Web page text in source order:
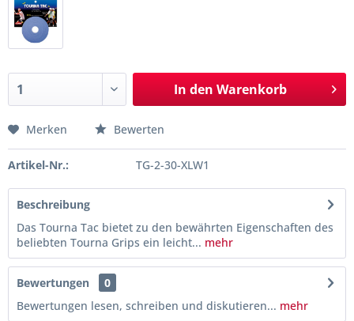
In den Warenkorb
Merken Bewerten
Artikel-Nr.: TG-2-30-XLW1
Beschreibung
Das Tourna Tac bietet zu den bewährten Eigenschaften des
beliebten Tourna Grips ein leicht... mehr
Bewertungen
0
Bewertungen lesen, schreiben und diskutieren... mehr